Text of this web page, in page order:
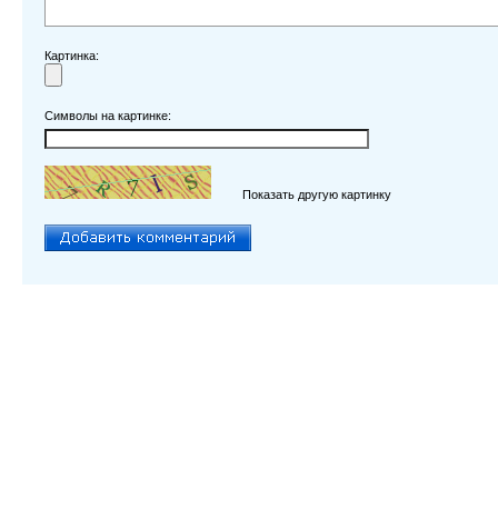
Картинка:
Символы на картинке:
Показать другую картинку